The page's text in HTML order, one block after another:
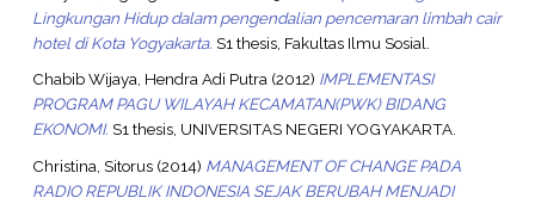
Lingkungan Hidup dalam pengendalian pencemaran limbah cair
hotel di Kota Yogyakarta. S1 thesis, Fakultas Ilmu Sosial.
Chabib Wijaya, Hendra Adi Putra(2012) IMPLEMENTASI
PROGRAM PAGU WILAYAH KECAMATAN(PWK) BIDANG
EKONOMI. S1 thesis, UNIVERSITAS NEGERI YOGYAKARTA.
Christina, Sitorus(2014) MANAGEMENT OF CHANGE PADA
RADIO REPUBLIK INDONESIA SEJAK BERUBAH MENJADI